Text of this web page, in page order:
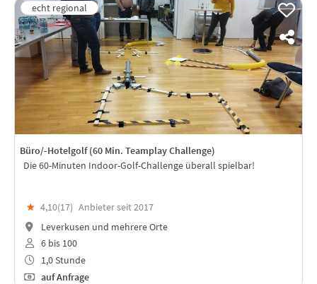
Büro/-Hotelgolf (60 Min. Teamplay Challenge)
Die 60-Minuten Indoor-Golf-Challenge überall spielbar!
★ 4,10(17) Anbieter seit 2017
Leverkusen und mehrere Orte
6 bis 100
1,0 Stunde
auf Anfrage